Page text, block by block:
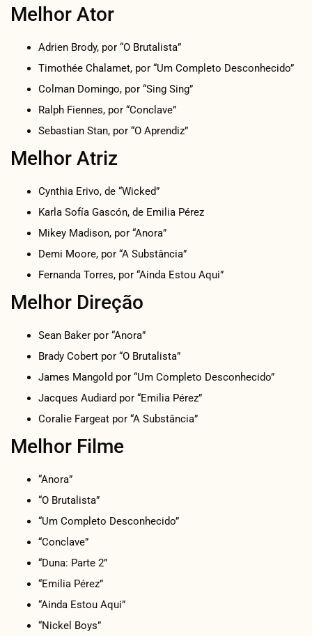
Melhor Ator
Adrien Brody, por “O Brutalista”
Timothée Chalamet, por “Um Completo Desconhecido”
Colman Domingo, por “Sing Sing”
Ralph Fiennes, por “Conclave”
Sebastian Stan, por “O Aprendiz”
Melhor Atriz
Cynthia Erivo, de “Wicked”
Karla Sofía Gascón, de Emilia Pérez
Mikey Madison, por “Anora”
Demi Moore, por “A Substância”
Fernanda Torres, por “Ainda Estou Aqui”
Melhor Direção
Sean Baker por “Anora”
Brady Cobert por “O Brutalista”
James Mangold por “Um Completo Desconhecido”
Jacques Audiard por “Emilia Pérez”
Coralie Fargeat por “A Substância”
Melhor Filme
“Anora”
“O Brutalista”
“Um Completo Desconhecido”
“Conclave”
“Duna: Parte 2”
“Emilia Pérez”
“Ainda Estou Aqui”
“Nickel Boys”